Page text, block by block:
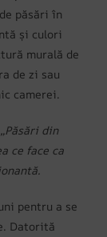
păsări în
și culori
murală de
de zi sau
camerei.
din
ce face ca
pentru a se
Datorită